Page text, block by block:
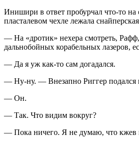
Инишири в ответ пробурчал что-то на
пласталевом чехле лежала снайперская
— На «дротик» нехера смотреть,
дальнобойных корабельных лазеров,
— Да я уж как-то сам догадался.
— Ну-ну. — Внезапно Риггер подался
— Он.
— Так. Что видим вокруг?
— Пока ничего. Я не думаю, что кжев